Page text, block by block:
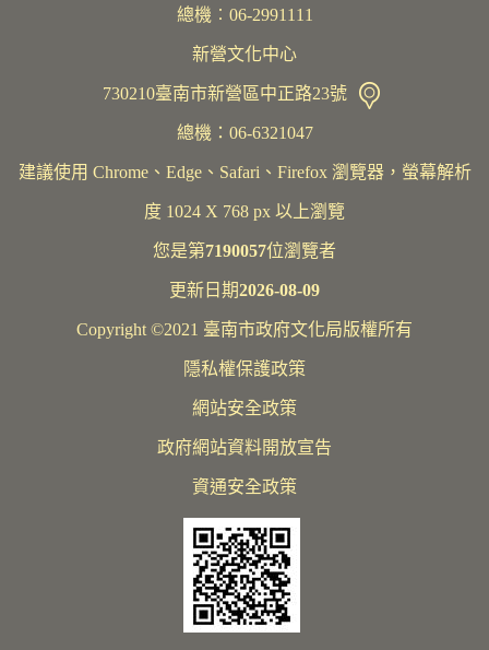
總機︰06-2991111
新營文化中心
730210臺南市新營區中正路23號
總機：06-6321047
建議使用 Chrome、Edge、Safari、Firefox 瀏覽器，螢幕解析
度 1024 X 768 px 以上瀏覽
您是第7190057位瀏覽者
更新日期2026-08-09
Copyright ©2021 臺南市政府文化局版權所有
隱私權保護政策
網站安全政策
政府網站資料開放宣告
資通安全政策